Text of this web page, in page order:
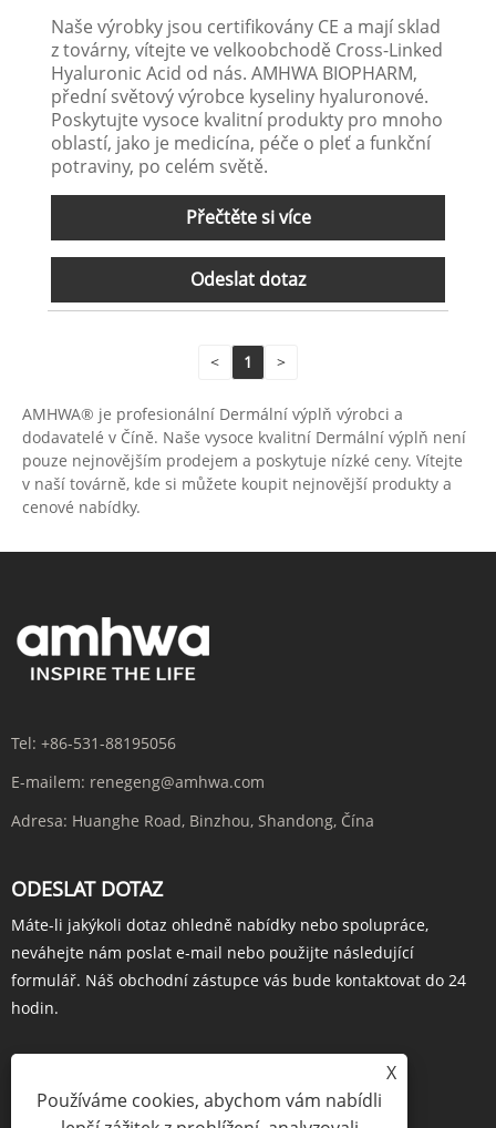
Naše výrobky jsou certifikovány CE a mají sklad
z továrny, vítejte ve velkoobchodě Cross-Linked
Hyaluronic Acid od nás. AMHWA BIOPHARM,
přední světový výrobce kyseliny hyaluronové.
Poskytujte vysoce kvalitní produkty pro mnoho
oblastí, jako je medicína, péče o pleť a funkční
potraviny, po celém světě.
Přečtěte si více
Odeslat dotaz
< 1 >
AMHWA® je profesionální Dermální výplň výrobci a
dodavatelé v Číně. Naše vysoce kvalitní Dermální výplň není
pouze nejnovějším prodejem a poskytuje nízké ceny. Vítejte
v naší továrně, kde si můžete koupit nejnovější produkty a
cenové nabídky.
Tel: +86-531-88195056
E-mailem: renegeng@amhwa.com
Adresa: Huanghe Road, Binzhou, Shandong, Čína
ODESLAT DOTAZ
Máte-li jakýkoli dotaz ohledně nabídky nebo spolupráce,
neváhejte nám poslat e-mail nebo použijte následující
formulář. Náš obchodní zástupce vás bude kontaktovat do 24
hodin.
POPTÁVKA HNED
X
Používáme cookies, abychom vám nabídli